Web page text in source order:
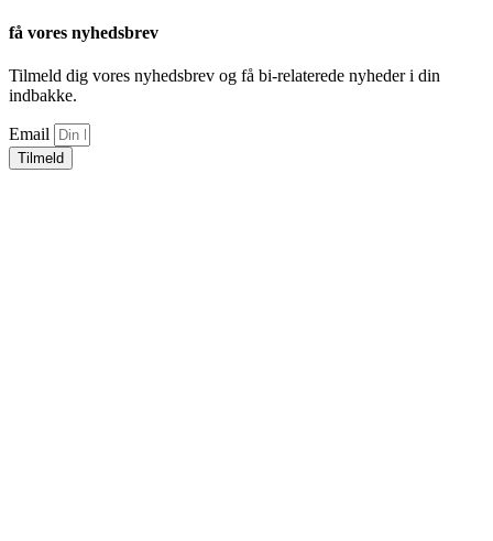
få vores nyhedsbrev
Tilmeld dig vores nyhedsbrev og få bi-relaterede nyheder i din
indbakke.
Email
Tilmeld